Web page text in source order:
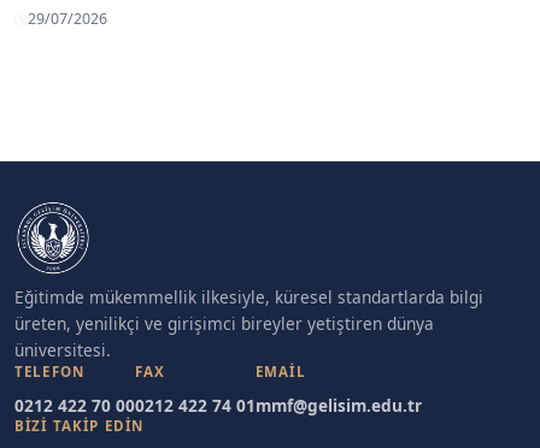
29/07/2026
Eğitimde mükemmellik ilkesiyle, küresel standartlarda bilgi
üreten, yenilikçi ve girişimci bireyler yetiştiren dünya
üniversitesi.
TELEFON
0212 422 70 00
FAX
0212 422 74 01
EMAIL
mmf@gelisim.edu.tr
BİZİ TAKİP EDİN